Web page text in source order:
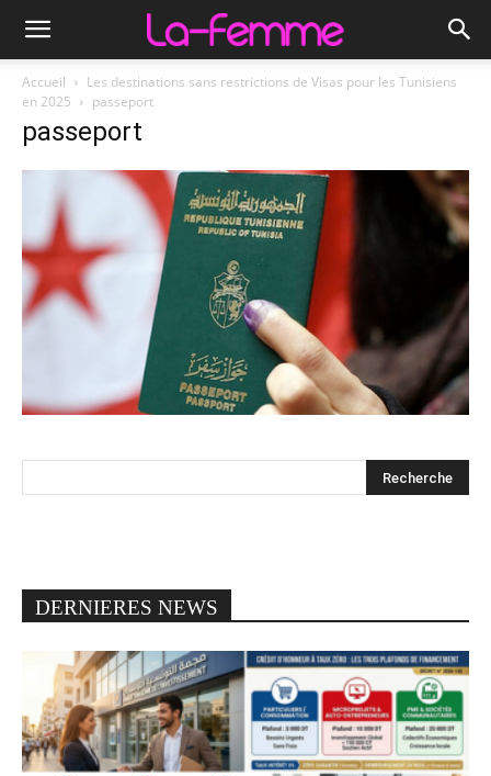
Accueil
Les destinations sans restrictions de Visas pour les Tunisiens
en 2025
passeport
passeport
DERNIERES NEWS